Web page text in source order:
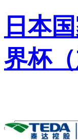
日本
界杯（